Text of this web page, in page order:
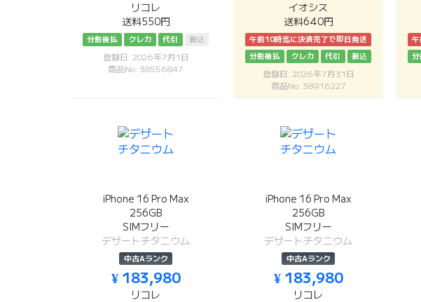
リコレ
送料550円
分割後払 クレカ 代引 振込
登録日: 2026年7月1日
商品No: 38556847
イオシス
送料640円
午前10時迄に決済完了で即日発送
分割後払
クレカ 代引 振込
登録日: 2026年7月31日
商品No: 38916227
iPhone 16 Pro Max
256GB
SIMフリー
デザートチタニウム
中古Aランク
¥ 183,980
リコレ
iPhone 16 Pro Max
256GB
SIMフリー
デザートチタニウム
中古Aランク
¥ 183,980
リコレ